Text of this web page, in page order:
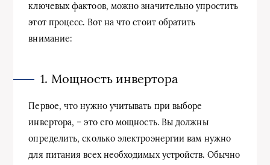
ключевых фактоов, можно значительно упростить
этот процесс. Вот на что стоит обратить
внимание:
1. Мощность инвертора
Первое, что нужно учитывать при выборе
инвертора, – это его мощность. Вы должны
определить, сколько электроэнергии вам нужно
для питания всех необходимых устройств. Обычно